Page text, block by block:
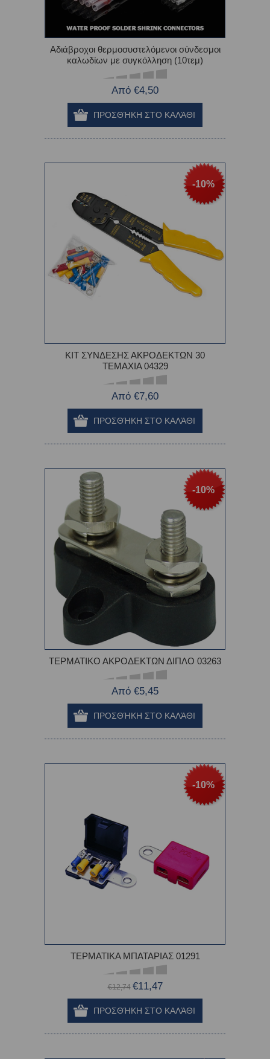
Αδιάβροχοι θερμοσυστελόμενοι σύνδεσμοι
καλωδίων με συγκόλληση (10τεμ)
Από €4,50
-10%
ΚΙΤ ΣΥΝΔΕΣΗΣ ΑΚΡΟΔΕΚΤΩΝ 30
ΤΕΜΑΧΙΑ 04329
Από €7,60
-10%
ΤΕΡΜΑΤΙΚΟ ΑΚΡΟΔΕΚΤΩΝ ΔΙΠΛΟ 03263
Από €5,45
-10%
ΤΕΡΜΑΤΙΚΑ ΜΠΑΤΑΡΙΑΣ 01291
€12,74 €11,47